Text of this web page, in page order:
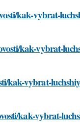
kak-vybrat-
kak-vybrat-
kak-vybrat-
kak-vybrat-